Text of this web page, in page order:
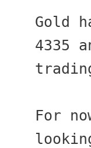
Gold
4335
For